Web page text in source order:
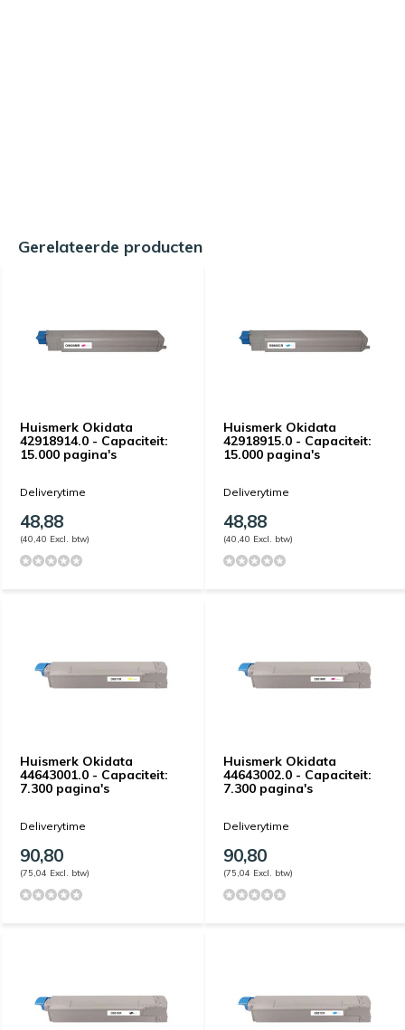
Gerelateerde producten
Huismerk Okidata
42918914.0 - Capaciteit:
15.000 pagina's
Deliverytime
48,88
(40,40 Excl. btw)
Huismerk Okidata
42918915.0 - Capaciteit:
15.000 pagina's
Deliverytime
48,88
(40,40 Excl. btw)
Huismerk Okidata
44643001.0 - Capaciteit:
7.300 pagina's
Deliverytime
90,80
(75,04 Excl. btw)
Huismerk Okidata
44643002.0 - Capaciteit:
7.300 pagina's
Deliverytime
90,80
(75,04 Excl. btw)